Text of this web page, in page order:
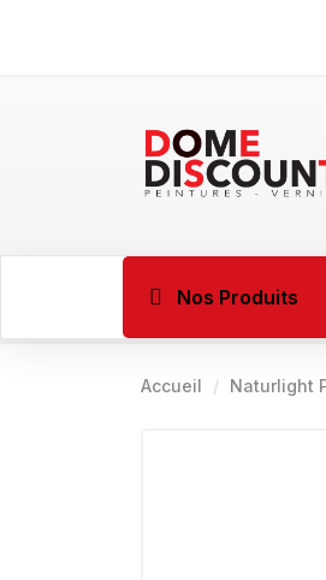
Nos Produits
Accueil Naturlight